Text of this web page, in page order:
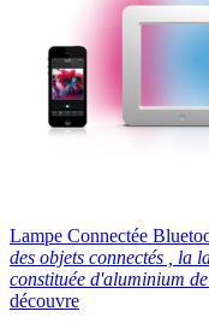
Lampe Connectée
des objets connectés , la
constituée d'aluminium
découvre